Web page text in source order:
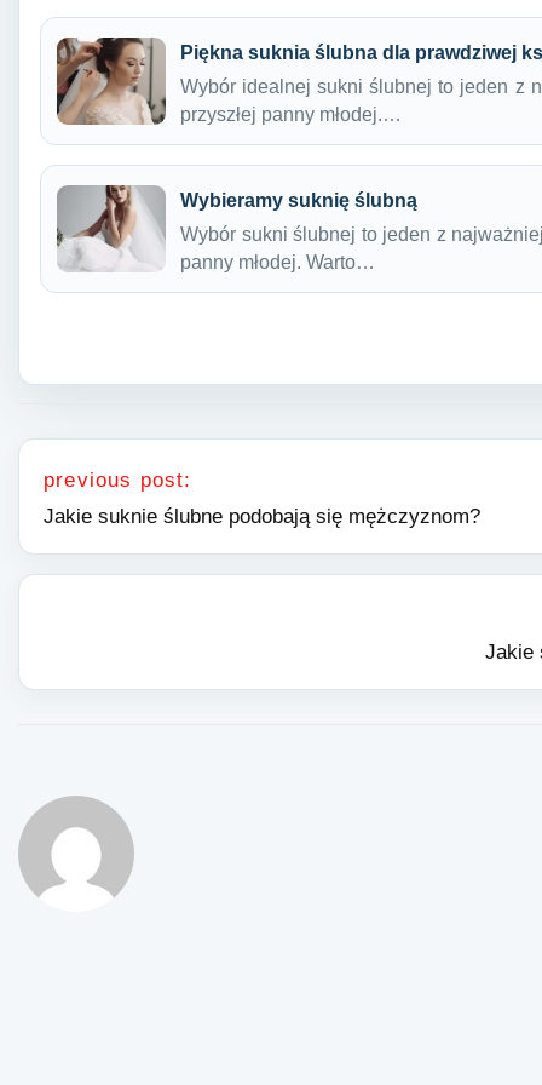
Piękna suknia ślubna dla prawdziwej
Wybór idealnej sukni ślubnej to jeden z
przyszłej panny młodej.…
Wybieramy suknię ślubną
Wybór sukni ślubnej to jeden z
panny młodej. Warto…
Nawigacja wpisu
previous post:
Jakie suknie ślubne podobają się mężczyznom?
Jakie